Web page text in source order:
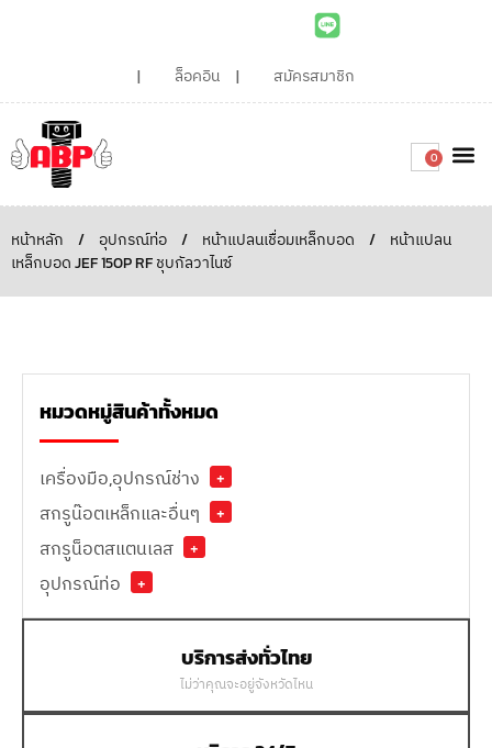
ล็อคอิน สมัครสมาชิก
0
หน้าหลัก / อุปกรณ์ท่อ / หน้าแปลนเชื่อมเหล็กบอด /
หน้าแปลน
เหล็กบอด JEF 150P RF ชุบกัลวาไนซ์
หมวดหมู่สินค้าทั้งหมด
เครื่องมือ,อุปกรณ์ช่าง
+
สกรูน๊อตเหล็กและอื่นๆ
+
สกรูน็อตสแตนเลส
+
อุปกรณ์ท่อ
+
บริการส่งทั่วไทย
ไม่ว่าคุณจะอยู่จังหวัดไหน